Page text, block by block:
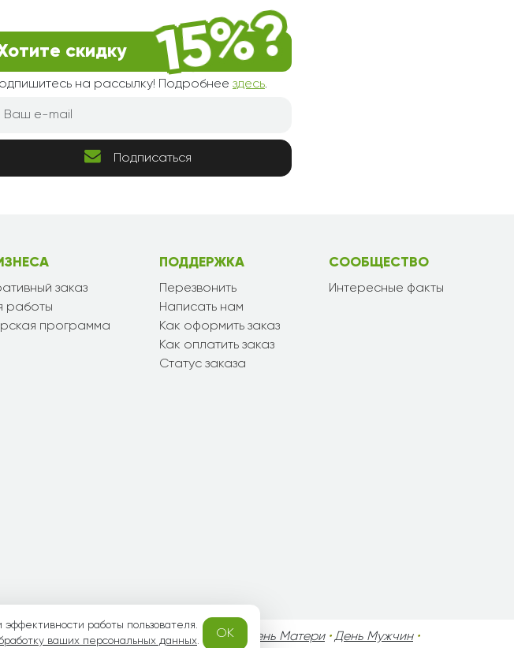
скидку
на рассылку! Подробнее здесь.
Подписаться
заказ
работы
программа
ПОДДЕРЖКА
Перезвонить
Написать нам
Как оформить заказ
Как оплатить заказ
Статус заказа
СООБЩЕСТВО
Интересные факты
букеты •День Святого Валентина День Матери•День Мужчин•
работы пользователя.
ваших персональных данных.
OK